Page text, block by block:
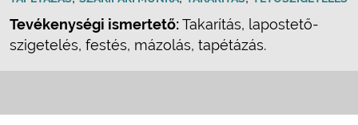
Tevékenységi ismertető:Takarítás, lapostető-
szigetelés, festés, mázolás, tapétázás.